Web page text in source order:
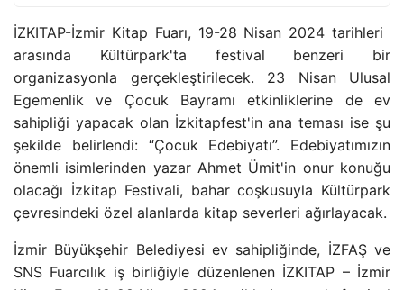
İZKITAP-İzmir Kitap Fuarı, 19-28 Nisan 2024 tarihleri ​​
arasında Kültürpark'ta festival benzeri bir
organizasyonla gerçekleştirilecek. 23 Nisan Ulusal
Egemenlik ve Çocuk Bayramı etkinliklerine de ev
sahipliği yapacak olan İzkitapfest'in ana teması ise şu
şekilde belirlendi: “Çocuk Edebiyatı”. Edebiyatımızın
önemli isimlerinden yazar Ahmet Ümit'in onur konuğu
olacağı İzkitap Festivali, bahar coşkusuyla Kültürpark
çevresindeki özel alanlarda kitap severleri ağırlayacak.
İzmir Büyükşehir Belediyesi ev sahipliğinde, İZFAŞ ve
SNS Fuarcılık iş birliğiyle düzenlenen İZKITAP – İzmir